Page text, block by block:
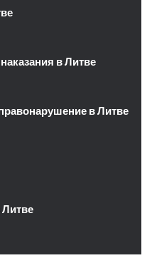
в Литве
в Литве